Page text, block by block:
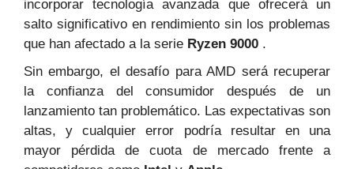
incorporar tecnología avanzada que ofrecerá un
salto significativo en rendimiento sin los problemas
que han afectado a la serie Ryzen 9000 .
Sin embargo, el desafío para AMD será recuperar
la confianza del consumidor después de un
lanzamiento tan problemático. Las expectativas son
altas, y cualquier error podría resultar en una
mayor pérdida de cuota de mercado frente a